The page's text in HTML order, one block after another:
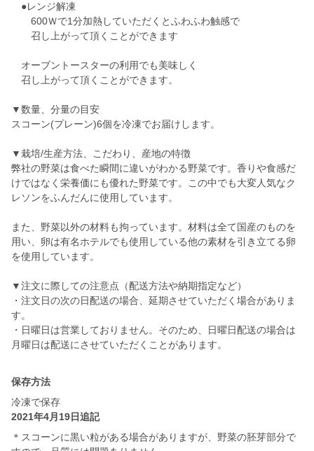
●レンジ解凍
600Ｗで1分加熱していただくとふわふわ触感で
召し上がって頂くことができます
オーブントースターの利用でも美味しく
召し上がって頂くことができます。
▼数量、分量の目安
スコーン(プレーン)6個を冷凍でお届けします。
▼栽培/生産方法、こだわり、産地の特徴
弊社の野菜は食べた瞬間に違いがわかる野菜です。香りや食感だ
けではなく栄養価にも優れた野菜です。この中でも大変人気なク
レソンをふんだんに使用しています。
また、野菜以外の材料も拘っています。材料は全て国産のものを
用い、卵は有名ホテルでも使用している他の素材を引き立てる卵
を使用しています。
▼注文に際しての注意点（配送方法や納期指定など）
・注文日の次の日配送の場合、延期させていただく場合がありま
す。
・日曜日は営業しておりません。そのため、日曜日配送の場合は
月曜日は配送にさせていただくことがあります。
保存方法
冷凍で保存
2021年4月19日追記
＊スコーンに黒い粒がある場合がありますが、野菜の胚芽部分で